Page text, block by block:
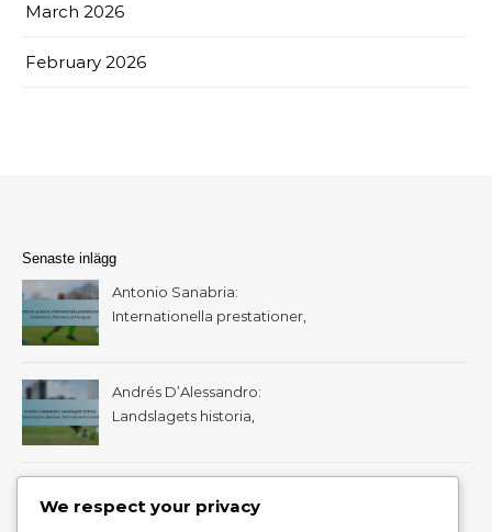
March 2026
February 2026
Senaste inlägg
Antonio Sanabria:
Internationella prestationer,
Paraguay
Andrés D’Alessandro:
Landslagets historia,
Internationell statistik
Barndomsupplevelser,
We respect your privacy